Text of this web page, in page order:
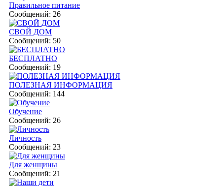
Правильное питание
Сообщений: 26
СВОЙ ДОМ
Сообщений: 50
БЕСПЛАТНО
Сообщений: 19
ПОЛЕЗНАЯ ИНФОРМАЦИЯ
Сообщений: 144
Обучение
Сообщений: 26
Личность
Сообщений: 23
Для женщины
Сообщений: 21